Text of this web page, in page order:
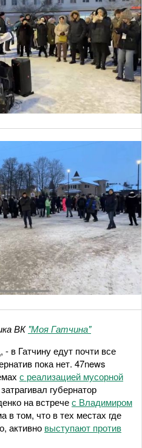
ВК "Моя Гатчина"
в Гатчину едут почти все
пока нет. 47news
с реализацией мусорной
губернатор
на встречес Владимиром
в том, что в тех местах где
активно выступают против